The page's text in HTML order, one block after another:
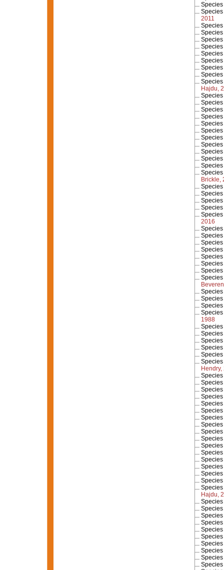
Species
Species
2011
Species
Species
Species
Species
Species
Species
Species
Species
Species
Hajdu,
Species
Species
Species
Species
Species
Species
Species
Species
Species
Species
Species
Species
Brickle,
Species
Species
Species
Species
Species
2016
Species
Species
Species
Species
Species
Species
Species
Species
Species
Species
Species
Species
1988
Species
Species
Species
Species
Species
Species
Hendry,
Species
Species
Species
Species
Species
Species
Species
Species
Species
Species
Species
Species
Species
Species
Species
Species
Species
Hajdu,
Species
Species
Species
Species
Species
Species
Species
Species
Species
Species